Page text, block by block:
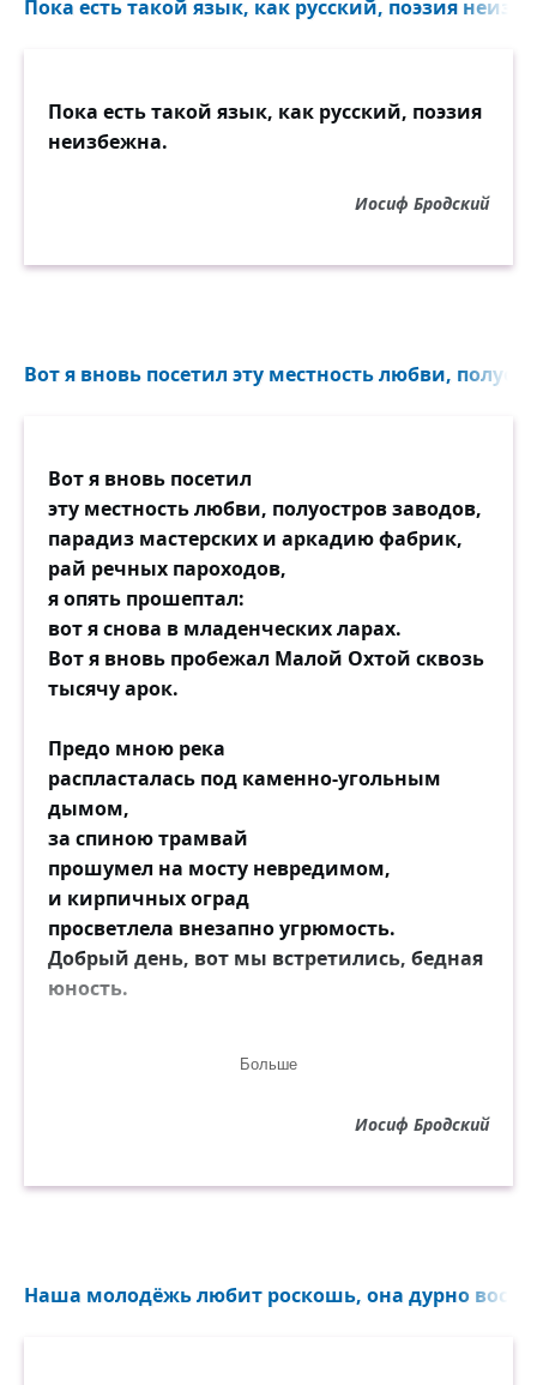
Пока есть такой язык, как русский, поэзия
Пока есть такой язык, как русский, поэзия
неизбежна.
Иосиф Бродский
Вот я вновь посетил эту местность любви,
Вот я вновь посетил
эту местность любви, полуостров заводов,
парадиз мастерских и аркадию фабрик,
рай речных пароходов,
я опять прошептал:
вот я снова в младенческих ларах.
Вот я вновь пробежал Малой Охтой сквозь
тысячу арок.
Предо мною река
распласталась под каменно-угольным
дымом,
за спиною трамвай
прошумел на мосту невредимом,
и кирпичных оград
просветлела внезапно угрюмость.
Добрый день, вот мы встретились, бедная
юность.
слышишь трубы предместий,
в чёрных кепках прекрасный, прелестный,
чья-то тень над родным патефоном,
Больше
Иосиф Бродский
Наша молодёжь любит роскошь, она дурно